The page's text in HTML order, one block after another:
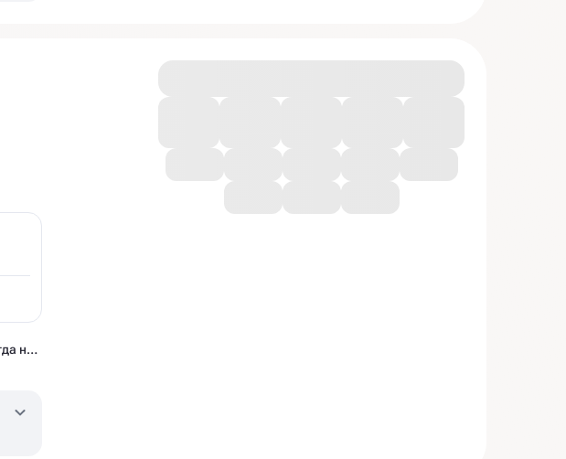
УЗИ коленного сустава: что показывает и когда назначают